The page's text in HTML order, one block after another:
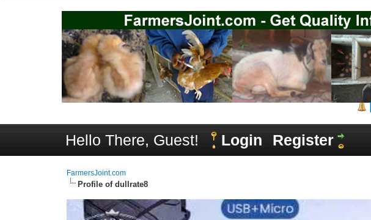
Hello There, Guest!
Login Register
FarmersJoint.com
Profile of dullrate8